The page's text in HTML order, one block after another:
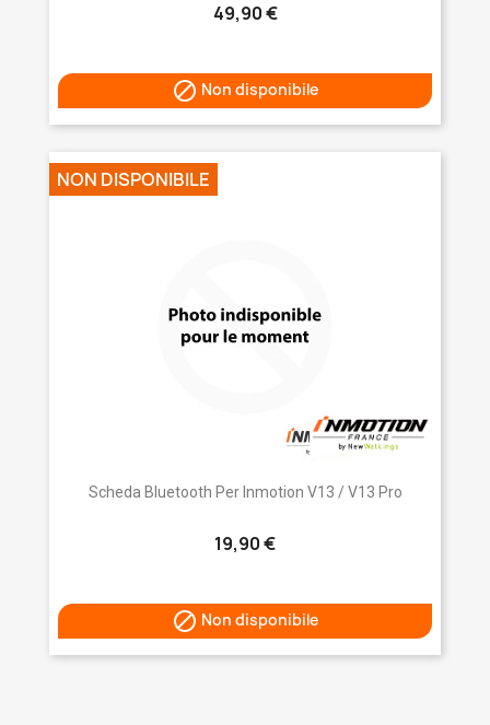
49,90 €
 Non disponibile
Scheda Bluetooth Per Inmotion V13 / V13 Pro
19,90 €
 Non disponibile
NON DISPONIBILE